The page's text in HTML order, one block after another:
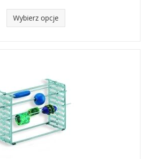
Wybierz opcje